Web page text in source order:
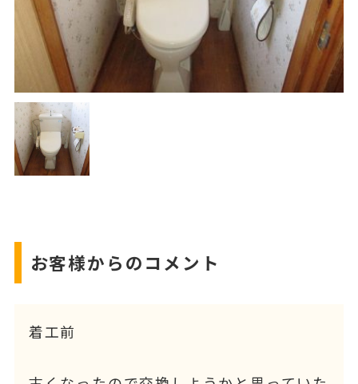
お客様からのコメント
着工前